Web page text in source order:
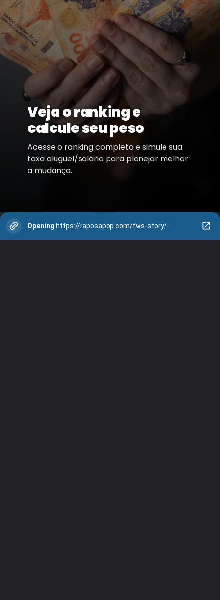
Veja o ranking e
calcule seu peso
Acesse o ranking completo e simule sua
taxa aluguel/salário para planejar melhor
a mudança.
Opening https://raposapop.com/fws-story/